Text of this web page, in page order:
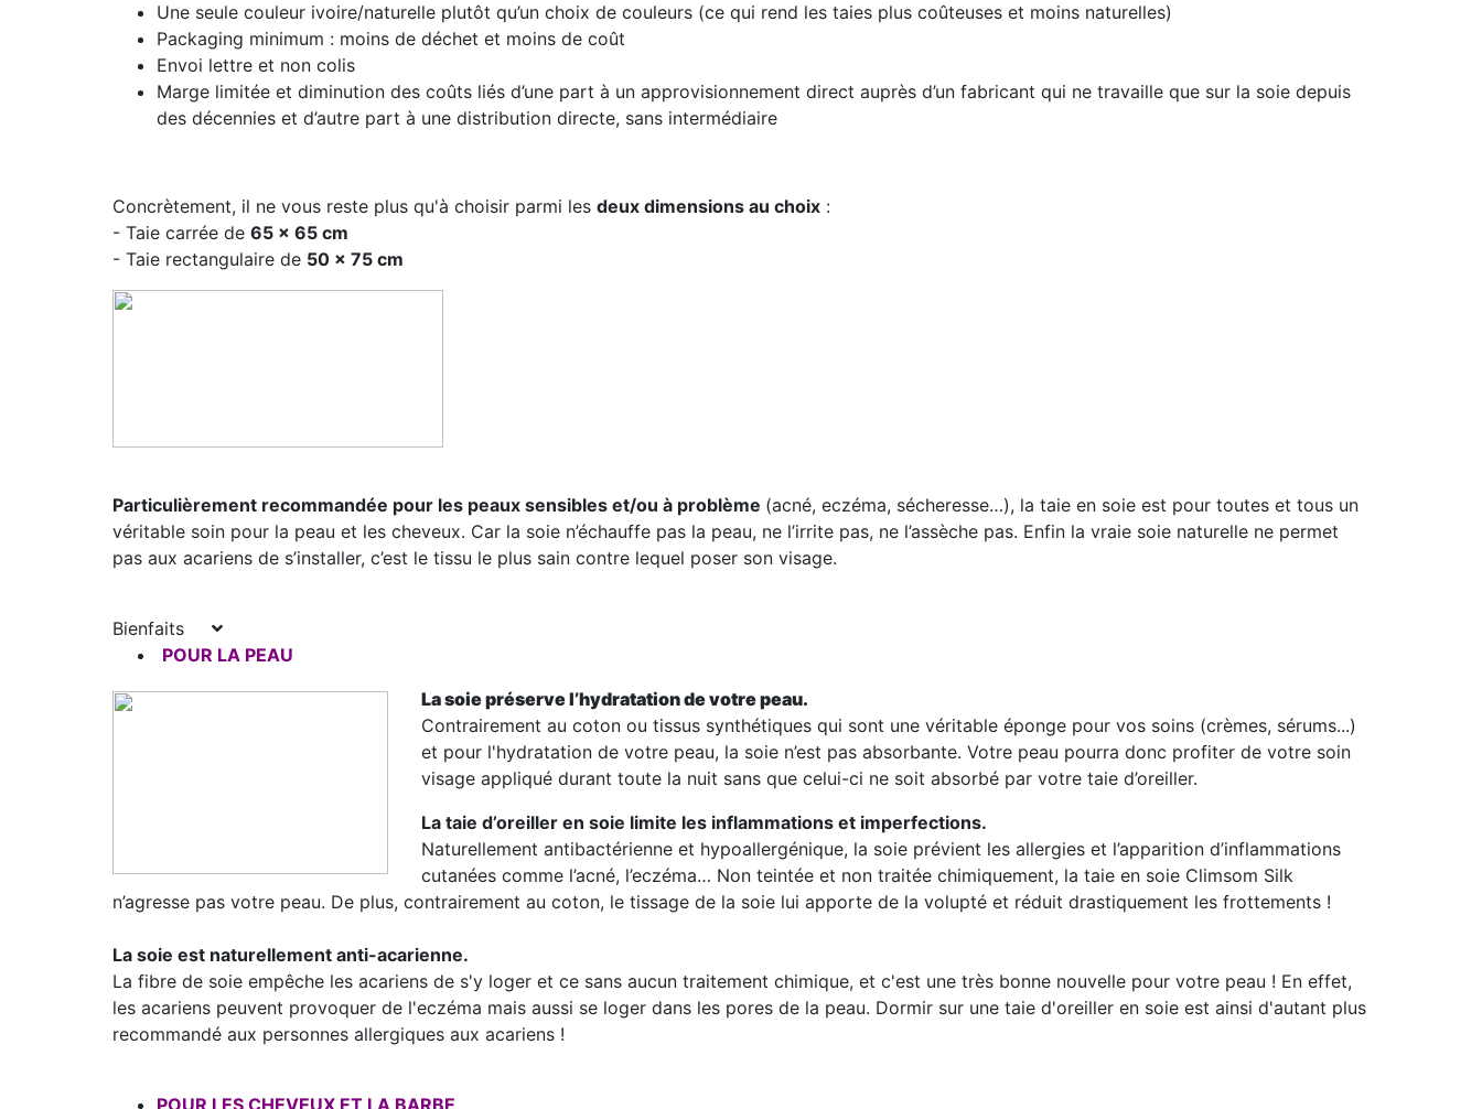
Une seule couleur ivoire/naturelle plutôt qu’un choix de couleurs (ce qui rend les taies plus coûteuses et moins naturelles)
Packaging minimum : moins de déchet et moins de coût
Envoi lettre et non colis
Marge limitée et diminution des coûts liés d’une part à un approvisionnement direct auprès d’un fabricant qui ne travaille que sur la soie depuis
des décennies et d’autre part à une distribution directe, sans intermédiaire
Concrètement, il ne vous reste plus qu'à choisir parmi les deux dimensions au choix :
- Taie carrée de 65 x 65 cm
- Taie rectangulaire de 50 x 75 cm
Particulièrement recommandée pour les peaux sensibles et/ou à problème (acné, eczéma, sécheresse…), la taie en soie est pour toutes et tous un
véritable soin pour la peau et les cheveux. Car la soie n’échauffe pas la peau, ne l’irrite pas, ne l’assèche pas. Enfin la vraie soie naturelle ne permet
pas aux acariens de s’installer, c’est le tissu le plus sain contre lequel poser son visage.
Bienfaits
POUR LA PEAU
La soie préserve l’hydratation de votre peau.
Contrairement au coton ou tissus synthétiques qui sont une véritable éponge pour vos soins (crèmes, sérums...)
et pour l'hydratation de votre peau, la soie n’est pas absorbante. Votre peau pourra donc profiter de votre soin
visage appliqué durant toute la nuit sans que celui-ci ne soit absorbé par votre taie d’oreiller.
La taie d’oreiller en soie limite les inflammations et imperfections.
Naturellement antibactérienne et hypoallergénique, la soie prévient les allergies et l’apparition d’inflammations
cutanées comme l’acné, l’eczéma… Non teintée et non traitée chimiquement, la taie en soie Climsom Silk
n’agresse pas votre peau. De plus, contrairement au coton, le tissage de la soie lui apporte de la volupté et réduit drastiquement les frottements !
La soie est naturellement anti-acarienne.
La fibre de soie empêche les acariens de s'y loger et ce sans aucun traitement chimique, et c'est une très bonne nouvelle pour votre peau ! En effet,
les acariens peuvent provoquer de l'eczéma mais aussi se loger dans les pores de la peau. Dormir sur une taie d'oreiller en soie est ainsi d'autant plus
recommandé aux personnes allergiques aux acariens !
POUR LES CHEVEUX ET LA BARBE